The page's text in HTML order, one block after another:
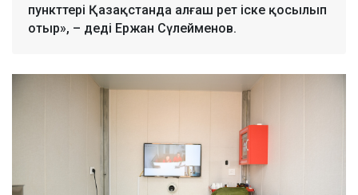
пункттері Қазақстанда алғаш рет іске қосылып
отыр», – деді Ержан Сүлейменов.